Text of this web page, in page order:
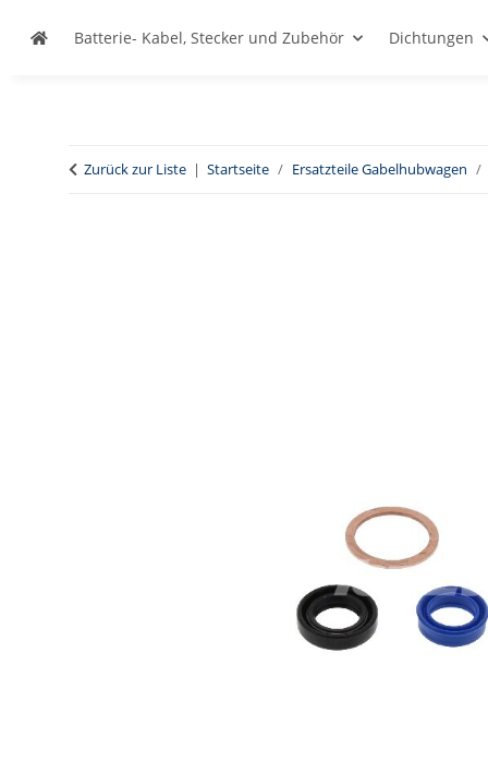
Batterie- Kabel, Stecker und Zubehör Dichtungen
Zurück zur Liste Startseite Ersatzteile Gabelhubwagen